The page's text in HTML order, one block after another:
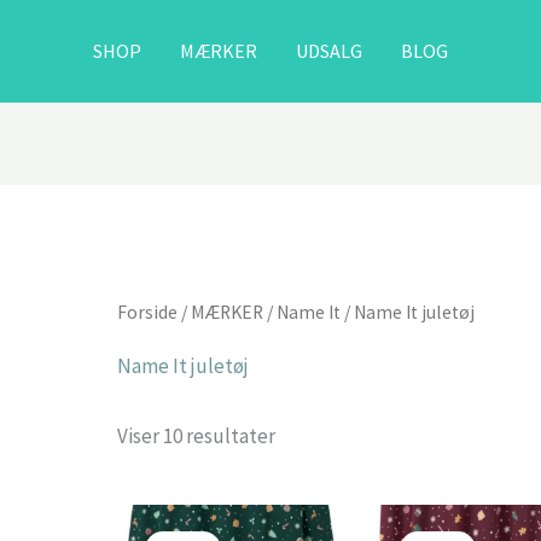
SHOP MÆRKER UDSALG BLOG
Forside / MÆRKER / Name It / Name It juletøj
Name It juletøj
Viser 10 resultater